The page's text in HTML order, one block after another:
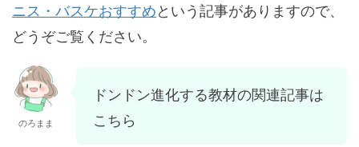
ニス・バスケおすすめという記事がありますので、
どうぞご覧ください。
のろまま
ドンドン進化する教材の関連記事は
こちら